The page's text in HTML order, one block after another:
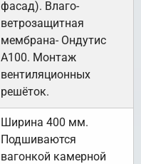
фасад). Влаго-
ветрозащитная
мембрана- Ондутис
А100. Монтаж
вентиляционных
решёток.
Ширина 400 мм.
Подшиваются
вагонкой камерной